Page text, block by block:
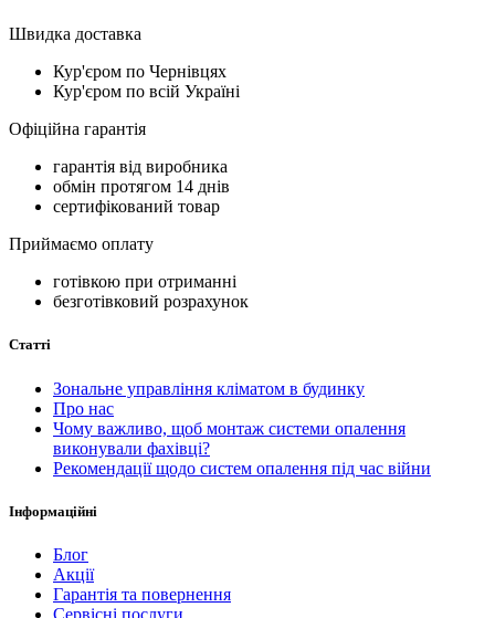
Швидка доставка
Кур'єром по Чернівцях
Кур'єром по всій Україні
Офіційна гарантія
гарантія від виробника
обмін протягом 14 днів
сертифікований товар
Приймаємо оплату
готівкою при отриманні
безготівковий розрахунок
Статті
Зональне управління кліматом в будинку
Про нас
Чому важливо, щоб монтаж системи опалення
виконували фахівці?
Рекомендації щодо систем опалення під час війни
Інформаційні
Блог
Акції
Гарантія та повернення
Сервісні послуги